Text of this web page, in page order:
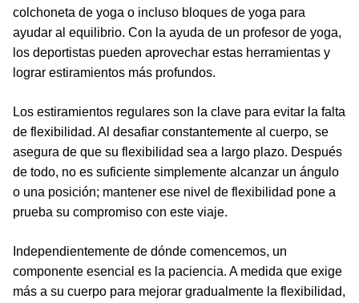
colchoneta de yoga o incluso bloques de yoga para
ayudar al equilibrio. Con la ayuda de un profesor de yoga,
los deportistas pueden aprovechar estas herramientas y
lograr estiramientos más profundos.
Los estiramientos regulares son la clave para evitar la falta
de flexibilidad. Al desafiar constantemente al cuerpo, se
asegura de que su flexibilidad sea a largo plazo. Después
de todo, no es suficiente simplemente alcanzar un ángulo
o una posición; mantener ese nivel de flexibilidad pone a
prueba su compromiso con este viaje.
Independientemente de dónde comencemos, un
componente esencial es la paciencia. A medida que exige
más a su cuerpo para mejorar gradualmente la flexibilidad,